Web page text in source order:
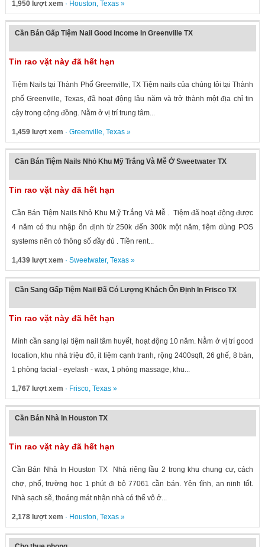
1,950 lượt xem · Houston, Texas»
Cần Bán Gấp Tiệm Nail Good Income In Greenville TX
Tin rao vặt này đã hết hạn
Tiệm Nails tại Thành Phố Greenville, TX Tiệm nails của chúng tôi tại Thành
phố Greenville, Texas, đã hoạt động lâu năm và trở thành một địa chỉ tin
cậy trong cộng đồng. Nằm ở vị trí trung tâm...
1,459 lượt xem · Greenville, Texas»
Cần Bán Tiệm Nails Nhỏ Khu Mỹ Trắng Và Mễ Ở Sweetwater TX
Tin rao vặt này đã hết hạn
Cần Bán Tiệm Nails Nhỏ Khu M.ỹ Tr.ắng Và Mễ . Tiệm đã hoạt động được
4 năm có thu nhập ổn định từ 250k đến 300k một năm, tiệm dùng POS
systems nên có thông số đầy đủ . Tiền rent...
1,439 lượt xem · Sweetwater, Texas»
Cần Sang Gấp Tiệm Nail Đã Có Lượng Khách Ổn Định In Frisco TX
Tin rao vặt này đã hết hạn
Mình cần sang lại tiệm nail tâm huyết, hoạt động 10 năm. Nằm ở vị trí good
location, khu nhà triệu đô, ít tiệm cạnh tranh, rộng 2400sqft, 26 ghế, 8 bàn,
1 phòng facial - eyelash - wax, 1 phòng massage, khu...
1,767 lượt xem · Frisco, Texas»
Cần Bán Nhà In Houston TX
Tin rao vặt này đã hết hạn
Cần Bán Nhà In Houston TX Nhà riêng lầu 2 trong khu chung cư, cách
chợ, phố, trường học 1 phút đi bộ 77061 cần bán. Yên tĩnh, an ninh tốt.
Nhà sạch sẽ, thoáng mát nhận nhà có thể vô ở...
2,178 lượt xem · Houston, Texas»